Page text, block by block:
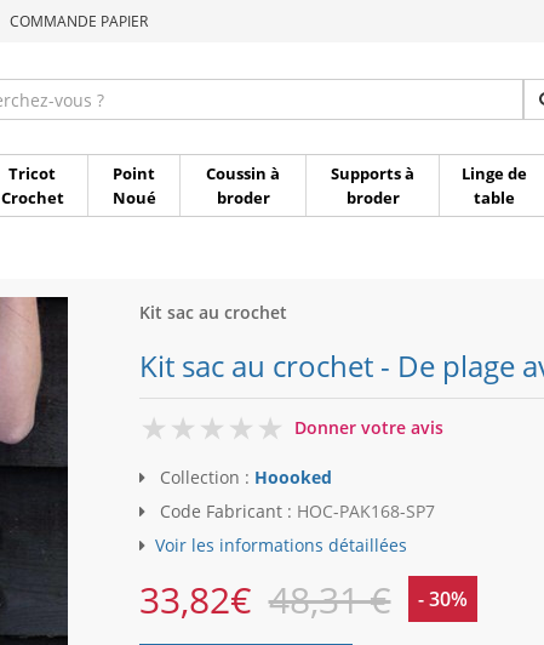
COMMANDE PAPIER
Tricot
Crochet
Point
Noué
Coussin à
broder
Supports à
broder
Linge de
table
Kit sac au crochet
Kit sac au crochet - De plage
0
Donner votre avis
Collection : Hoooked
Code Fabricant : HOC-PAK168-SP7
Voir les informations détaillées
33,82€ 48,31 € - 30%